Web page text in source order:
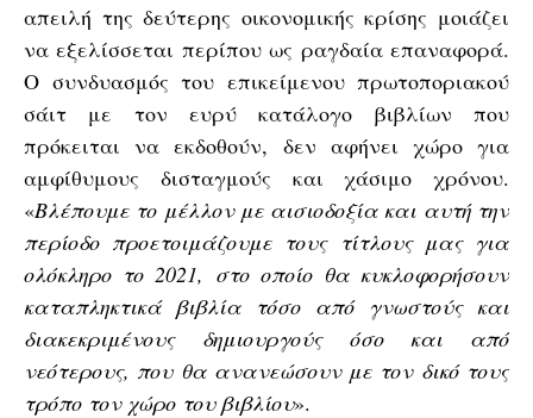
απειλή της δεύτερης οικονομικής κρίσης μοιάζει
να εξελίσσεται περίπου ως ραγδαία επαναφορά.
Ο συνδυασμός του επικείμενου πρωτοποριακού
σάιτ με τον ευρύ κατάλογο βιβλίων που
πρόκειται να εκδοθούν, δεν αφήνει χώρο για
αμφίθυμους δισταγμούς και χάσιμο χρόνου.
«Βλέπουμε το μέλλον με αισιοδοξία και αυτή την
περίοδο προετοιμάζουμε τους τίτλους μας για
ολόκληρο το 2021, στο οποίο θα κυκλοφορήσουν
καταπληκτικά βιβλία τόσο από γνωστούς και
διακεκριμένους δημιουργούς όσο και από
νεότερους, που θα ανανεώσουν με τον δικό τους
τρόπο τον χώρο του βιβλίου».